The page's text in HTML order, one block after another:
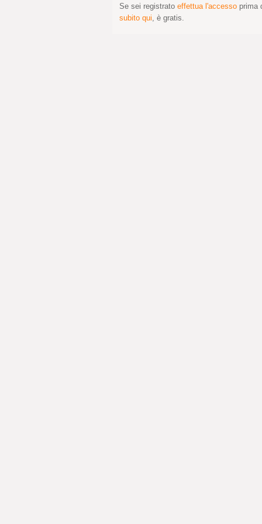
Se sei registrato effettua l'accesso prima
subito qui , è gratis.